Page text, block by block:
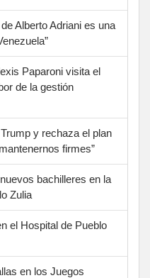
Alberto Adriani es una
Paparoni visita el
de la gestión
y rechaza el plan
firmes”
bachilleres en la
Zulia
el Hospital de Pueblo
en los Juegos